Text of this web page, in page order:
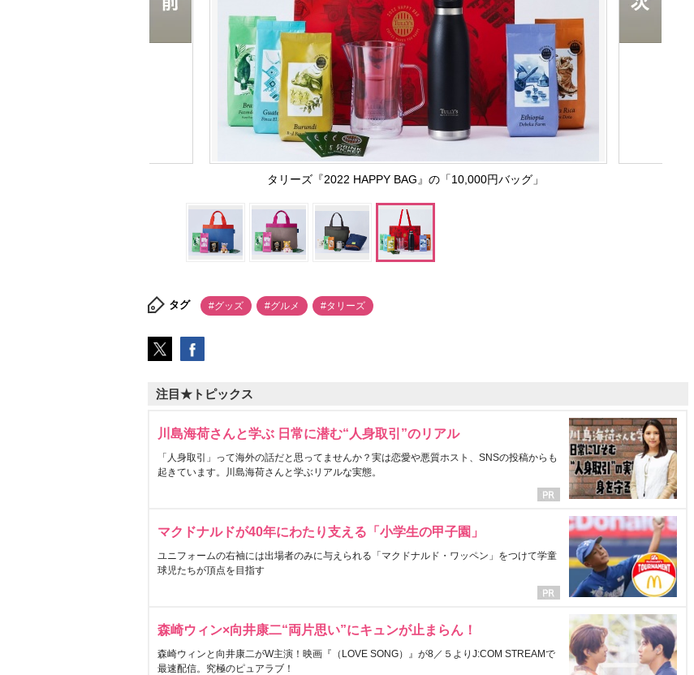
タリーズ『2022 HAPPY BAG』の「10,000円バッグ」
タグ #グッズ #グルメ #タリーズ
注目★トピックス
川島海荷さんと学ぶ 日常に潜む“人身取引”のリアル
「人身取引」って海外の話だと思ってませんか？実は恋愛や悪質ホスト、SNSの投稿からも
起きています。川島海荷さんと学ぶリアルな実態。
マクドナルドが40年にわたり支える「小学生の甲子園」
ユニフォームの右袖には出場者のみに与えられる「マクドナルド・ワッペン」をつけて学童
球児たちが頂点を目指す
森崎ウィン×向井康二“両片思い”にキュンが止まらん！
森崎ウィンと向井康二がW主演！映画『（LOVE SONG）』が8／５よりJ:COM STREAMで
最速配信。究極のピュアラブ！